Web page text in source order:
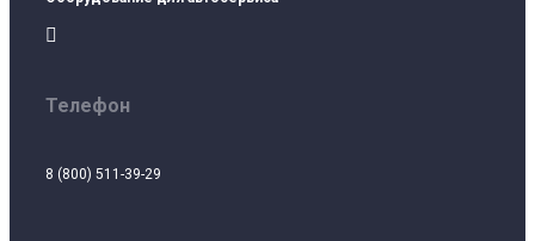

Телефон
8 (800) 511-39-29